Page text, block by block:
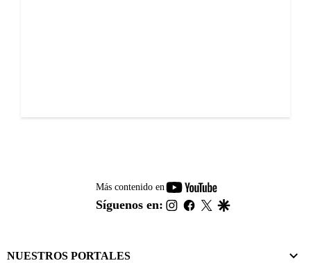
Más contenido en
youtube-
footer
Síguenos en: instagram
facebook
twitter
NUESTROS PORTALES